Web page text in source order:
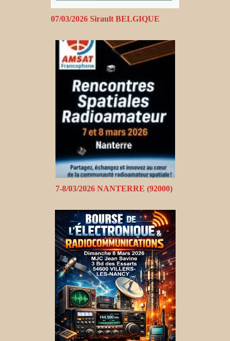
07/03/2026 Sirault BELGIQUE
7-8/03/2026 NANTERRE (92000)